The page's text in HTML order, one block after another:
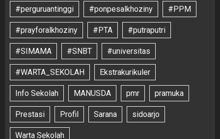
#perguruantinggi #ponpesalkhoziny #PPM
#prayforalkhoziny #PTA #putraputri
#SIMAMA #SNBT #universitas
#WARTA_SEKOLAH Ekstrakurikuler
Info Sekolah MANUSDA pmr pramuka
Prestasi Profil Sarana sidoarjo
Warta Sekolah